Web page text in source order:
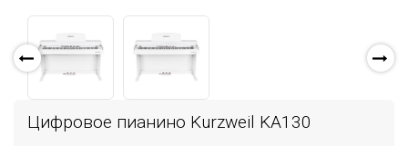
Цифровое пианино Kurzweil KA130